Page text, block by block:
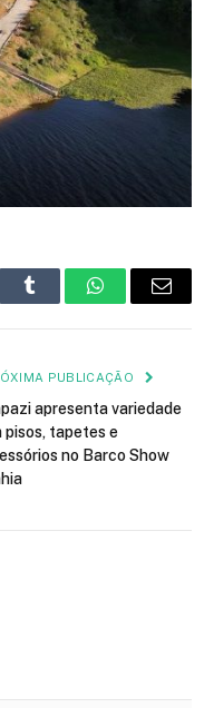
Tumblr WhatsApp
E-
PUBLICAÇÃO
apresenta variedade
pisos, tapetes e
no Barco Show